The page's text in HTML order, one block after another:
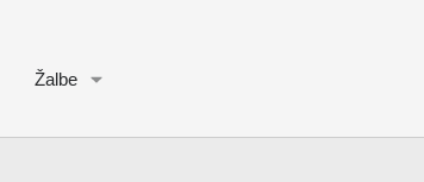
Žalbe